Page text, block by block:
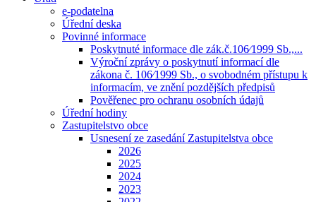
e-podatelna
Úřední deska
Povinné informace
Poskytnuté informace dle zák.č.106⁄1999 Sb.,...
Výroční zprávy o poskytnutí informací dle
zákona č. 106⁄1999 Sb., o svobodném přístupu k
informacím, ve znění pozdějších předpisů
Pověřenec pro ochranu osobních údajů
Úřední hodiny
Zastupitelstvo obce
Usnesení ze zasedání Zastupitelstva obce
2026
2025
2024
2023